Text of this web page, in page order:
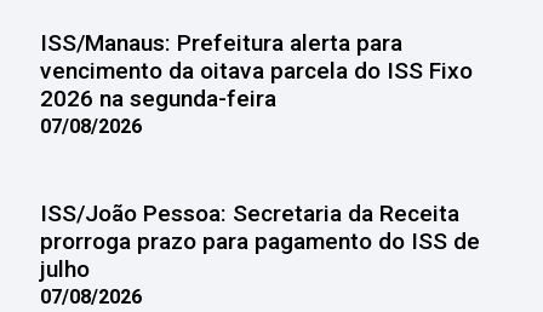
ISS/Manaus: Prefeitura alerta para
vencimento da oitava parcela do ISS Fixo
2026 na segunda-feira
07/08/2026
ISS/João Pessoa: Secretaria da Receita
prorroga prazo para pagamento do ISS de
julho
07/08/2026